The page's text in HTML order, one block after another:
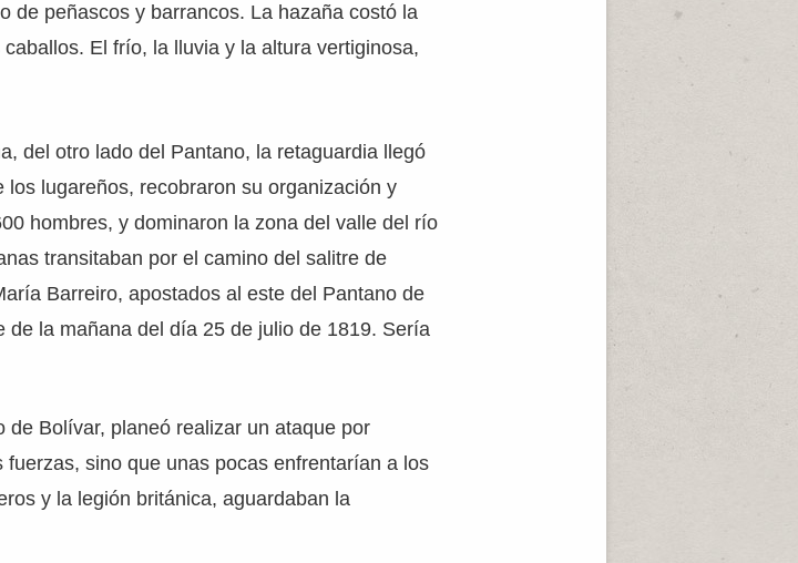
de peñascos y barrancos. La hazaña costó la
El frío, la lluvia y la altura vertiginosa,
del otro lado del Pantano, la retaguardia llegó
lugareños, recobraron su organización y
hombres, y dominaron la zona del valle del río
transitaban por el camino del salitre de
Barreiro, apostados al este del Pantano de
de la mañana del día 25 de julio de 1819. Sería
Bolívar, planeó realizar un ataque por
sino que unas pocas enfrentarían a los
y la legión británica, aguardaban la